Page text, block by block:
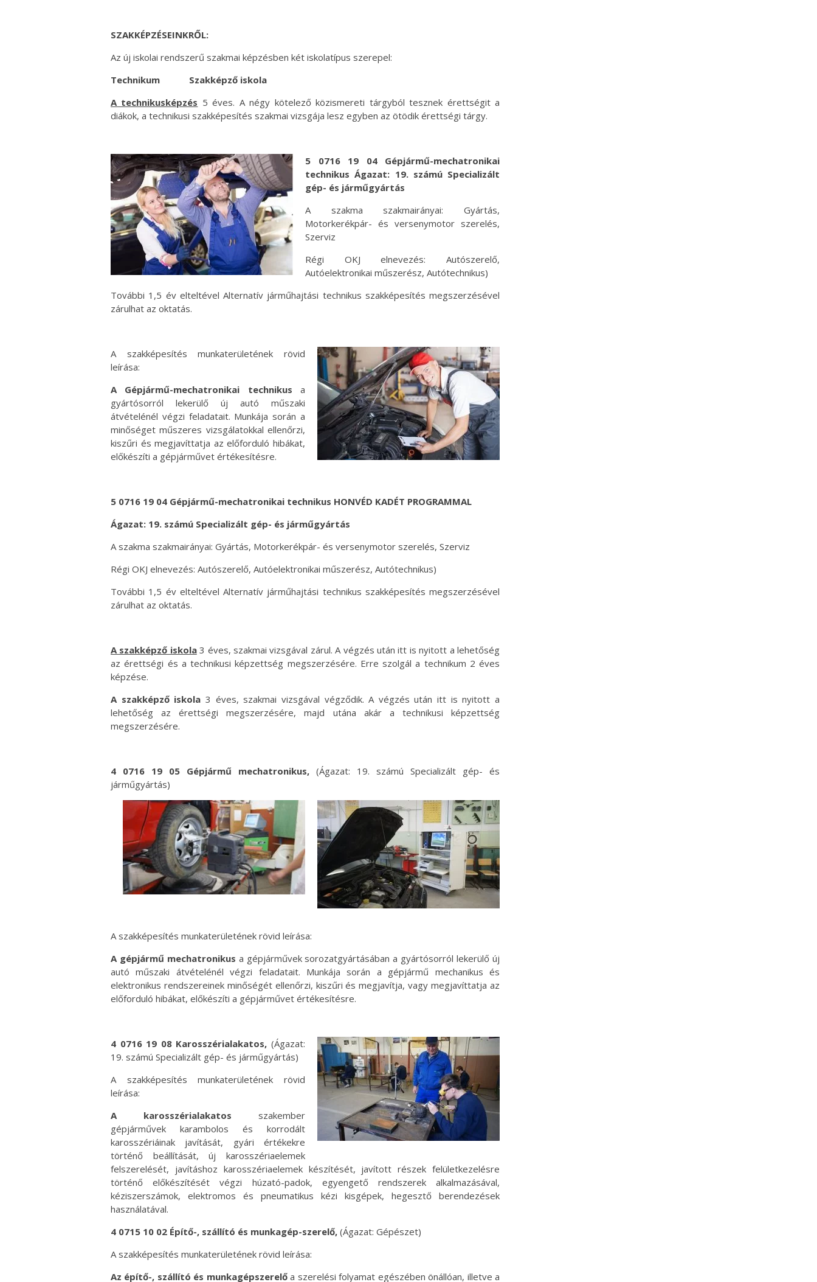
SZAKKÉPZÉSEINKRŐL:
Az új iskolai rendszerű szakmai képzésben két iskolatípus szerepel:
Technikum
Szakképző iskola
A technikusképzés 5 éves. A négy kötelező közismereti tárgyból tesznek érettségit a
diákok, a technikusi szakképesítés szakmai vizsgája lesz egyben az ötödik érettségi tárgy.
5 0716 19 04 Gépjármű-mechatronikai
technikus Ágazat: 19. számú Specializált
gép- és járműgyártás
A szakma szakmairányai: Gyártás,
Motorkerékpár- és versenymotor szerelés,
Szerviz
Régi OKJ elnevezés: Autószerelő,
Autóelektronikai műszerész, Autótechnikus)
További 1,5 év elteltével Alternatív járműhajtási technikus szakképesítés megszerzésével
zárulhat az oktatás.
A szakképesítés munkaterületének rövid
leírása:
A Gépjármű-mechatronikai technikus a
gyártósorról lekerülő új autó műszaki
átvételénél végzi feladatait. Munkája során a
minőséget műszeres vizsgálatokkal ellenőrzi,
kiszűri és megjavíttatja az előforduló hibákat,
előkészíti a gépjárművet értékesítésre.
5 0716 19 04 Gépjármű-mechatronikai technikus HONVÉD KADÉT PROGRAMMAL
Ágazat: 19. számú Specializált gép- és járműgyártás
A szakma szakmairányai: Gyártás, Motorkerékpár- és versenymotor szerelés, Szerviz
Régi OKJ elnevezés: Autószerelő, Autóelektronikai műszerész, Autótechnikus)
További 1,5 év elteltével Alternatív járműhajtási technikus szakképesítés megszerzésével
zárulhat az oktatás.
A szakképző iskola 3 éves, szakmai vizsgával zárul. A végzés után itt is nyitott a lehetőség
az érettségi és a technikusi képzettség megszerzésére. Erre szolgál a technikum 2 éves
képzése.
A szakképző iskola 3 éves, szakmai vizsgával végződik. A végzés után itt is nyitott a
lehetőség az érettségi megszerzésére, majd utána akár a technikusi képzettség
megszerzésére.
4 0716 19 05 Gépjármű mechatronikus, (Ágazat: 19. számú Specializált gép- és
járműgyártás)
A szakképesítés munkaterületének rövid leírása:
A gépjármű mechatronikus a gépjárművek sorozatgyártásában a gyártósorról lekerülő új
autó műszaki átvételénél végzi feladatait. Munkája során a gépjármű mechanikus és
elektronikus rendszereinek minőségét ellenőrzi, kiszűri és megjavítja, vagy megjavíttatja az
előforduló hibákat, előkészíti a gépjárművet értékesítésre.
4 0716 19 08 Karosszérialakatos, (Ágazat:
19. számú Specializált gép- és járműgyártás)
A szakképesítés munkaterületének rövid
leírása:
A karosszérialakatos szakember
gépjárművek karambolos és korrodált
karosszériáinak javítását, gyári értékekre
történő beállítását, új karosszériaelemek
felszerelését, javításhoz karosszériaelemek készítését, javított részek felületkezelésre
történő előkészítését végzi húzató-padok, egyengető rendszerek alkalmazásával,
kéziszerszámok, elektromos és pneumatikus kézi kisgépek, hegesztő berendezések
használatával.
4 0715 10 02 Építő-, szállító és munkagép-szerelő, (Ágazat: Gépészet)
A szakképesítés munkaterületének rövid leírása:
Az építő-, szállító és munkagépszerelőa szerelési folyamat egészében önállóan, illetve a